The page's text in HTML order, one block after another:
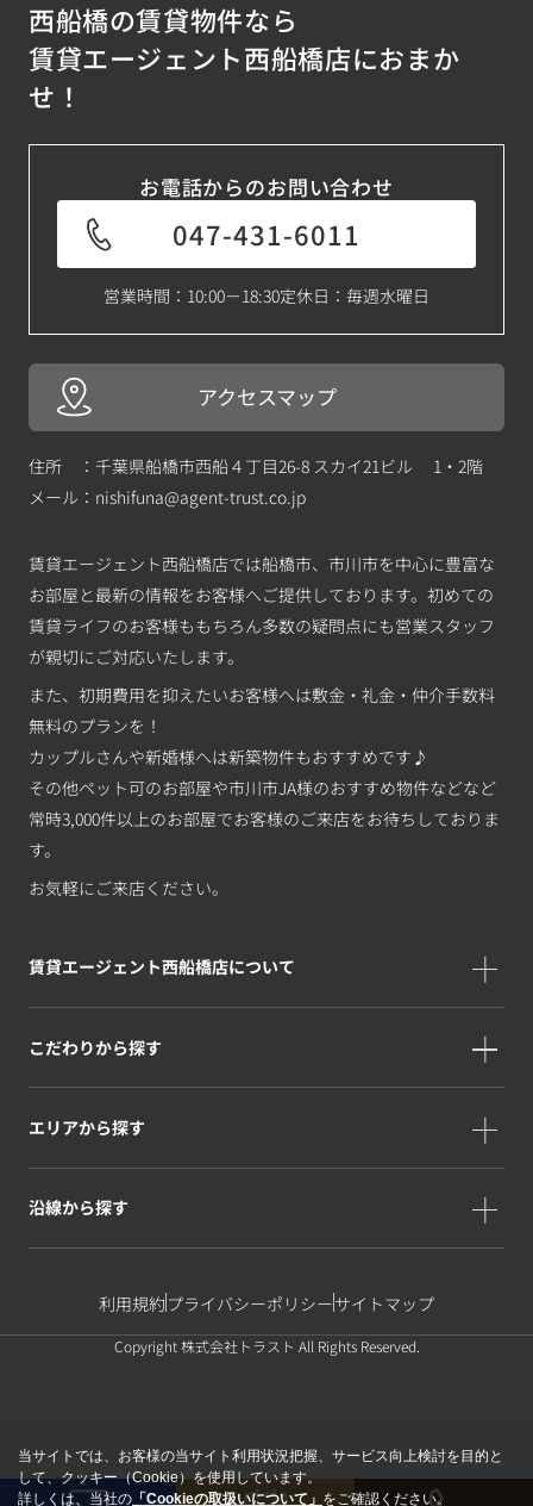
西船橋の賃貸物件なら
賃貸エージェント西船橋店におまか
せ！
お電話からのお問い合わせ
047-431-6011
営業時間：10:00－18:30定休日：毎週水曜日
アクセスマップ
住所 ：千葉県船橋市西船４丁目26-8 スカイ21ビル 1・2階
メール： nishifuna@agent-trust.co.jp
賃貸エージェント西船橋店では船橋市、市川市を中心に豊富な
お部屋と最新の情報をお客様へご提供しております。初めての
賃貸ライフのお客様ももちろん多数の疑問点にも営業スタッフ
が親切にご対応いたします。
また、初期費用を抑えたいお客様へは敷金・礼金・仲介手数料
無料のプランを！
カップルさんや新婚様へは新築物件もおすすめです♪
その他ペット可のお部屋や市川市JA様のおすすめ物件などなど
常時3,000件以上のお部屋でお客様のご来店をお待ちしておりま
す。
お気軽にご来店ください。
賃貸エージェント西船橋店について
こだわりから探す
エリアから探す
沿線から探す
利用規約プライバシーポリシーサイトマップ
Copyright 株式会社トラスト All Rights Reserved.
当サイトでは、お客様の当サイト利用状況把握、サービス向上検討を目的と
して、クッキー（Cookie）を使用しています。
詳しくは、当社の 「Cookieの取扱いについて」 をご確認ください。